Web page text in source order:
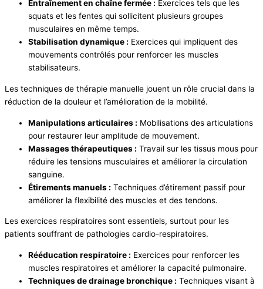
Entraînement en chaîne fermée : Exercices tels que les
squats et les fentes qui sollicitent plusieurs groupes
musculaires en même temps.
Stabilisation dynamique : Exercices qui impliquent des
mouvements contrôlés pour renforcer les muscles
stabilisateurs.
Les techniques de thérapie manuelle jouent un rôle crucial dans la
réduction de la douleur et l’amélioration de la mobilité.
Manipulations articulaires : Mobilisations des articulations
pour restaurer leur amplitude de mouvement.
Massages thérapeutiques : Travail sur les tissus mous pour
réduire les tensions musculaires et améliorer la circulation
sanguine.
Étirements manuels : Techniques d’étirement passif pour
améliorer la flexibilité des muscles et des tendons.
Les exercices respiratoires sont essentiels, surtout pour les
patients souffrant de pathologies cardio-respiratoires.
Rééducation respiratoire : Exercices pour renforcer les
muscles respiratoires et améliorer la capacité pulmonaire.
Techniques de drainage bronchique : Techniques visant à